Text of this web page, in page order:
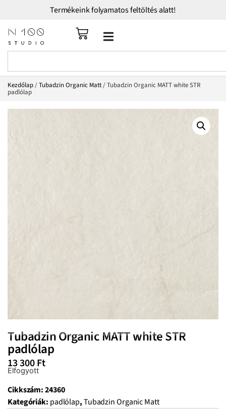
Termékeink folyamatos feltöltés alatt!
Kezdőlap/Tubadzin Organic Matt/ Tubadzin Organic MATT white STR
padlólap
Tubadzin Organic MATT white STR
padlólap
13 300Ft
Elfogyott
Cikkszám:24360
Kategóriák: padlólap,Tubadzin Organic Matt